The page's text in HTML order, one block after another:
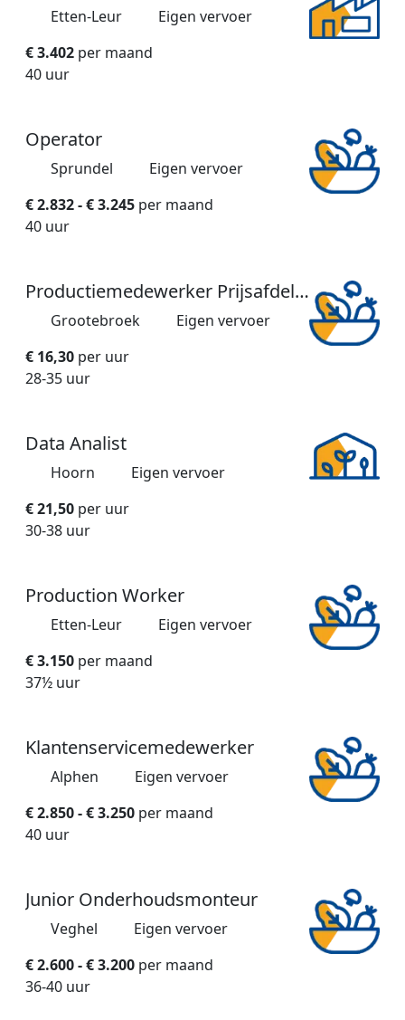
Etten-Leur
Eigen vervoer
€ 3.402 per maand
40 uur
Operator
Sprundel
Eigen vervoer
€ 2.832 - € 3.245 per maand
40 uur
Productiemedewerker Prijsafdeling
Grootebroek
Eigen vervoer
€ 16,30 per uur
28-35 uur
Data Analist
Hoorn
Eigen vervoer
€ 21,50 per uur
30-38 uur
Production Worker
Etten-Leur
Eigen vervoer
€ 3.150 per maand
37½ uur
Klantenservicemedewerker
Alphen
Eigen vervoer
€ 2.850 - € 3.250 per maand
40 uur
Junior Onderhoudsmonteur
Veghel
Eigen vervoer
€ 2.600 - € 3.200 per maand
36-40 uur